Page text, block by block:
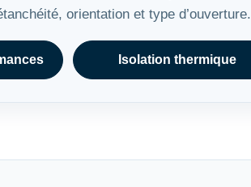
orientation et type d’ouverture.
Isolation thermique